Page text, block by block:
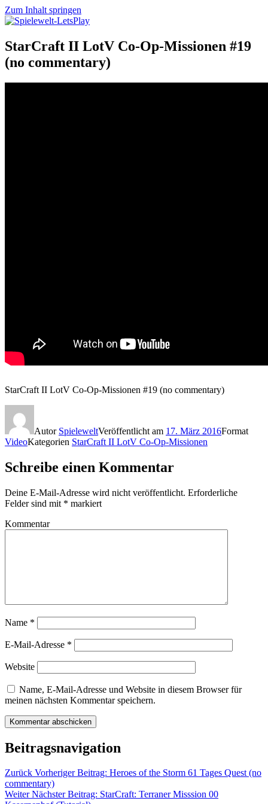
Zum Inhalt springen
StarCraft II LotV Co-Op-Missionen #19
(no commentary)
StarCraft II LotV Co-Op-Missionen #19 (no commentary)
Autor SpieleweltVeröffentlicht am 17. März 2016Format
VideoKategorien StarCraft II LotV Co-Op-Missionen
Schreibe einen Kommentar
Deine E-Mail-Adresse wird nicht veröffentlicht. Erforderliche
Felder sind mit * markiert
Kommentar
Name *
E-Mail-Adresse *
Website
Name, E-Mail-Adresse und Website in diesem Browser für
meinen nächsten Kommentar speichern.
Beitragsnavigation
Zurück Vorheriger Beitrag: Heroes of the Storm 61 Tages Quest (no
commentary)
Weiter Nächster Beitrag: StarCraft: Terraner Misssion 00